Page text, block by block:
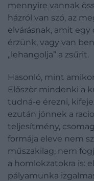
mennyire vannak
házról van szó, az
elvárásnak, amit
érzünk, vagy van
„lehangolja” a zsűrit.
Hasonló, mint
Először mindenki a
tudná-e érezni,
ezután jönnek a
teljesítmény,
formája eleve nem
műszakilag, nem
a homlokzatokra is:
pályamunka